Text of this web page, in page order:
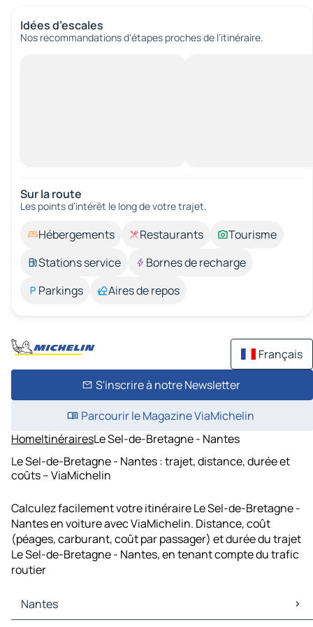
Idées d’escales
Nos recommandations d'étapes proches de l’itinéraire.
Sur la route
Les points d’intérêt le long de votre trajet.
Hébergements Restaurants
Tourisme
Stations service
Bornes de recharge
Parkings
Aires de repos
Français
S'inscrire à notre Newsletter
Parcourir le Magazine ViaMichelin
HomeItinérairesLe Sel-de-Bretagne - Nantes
Le Sel-de-Bretagne - Nantes : trajet, distance, durée et
coûts – ViaMichelin
Calculez facilement votre itinéraire Le Sel-de-Bretagne -
Nantes en voiture avec ViaMichelin. Distance, coût
(péages, carburant, coût par passager) et durée du trajet
Le Sel-de-Bretagne - Nantes, en tenant compte du trafic
routier
Nantes